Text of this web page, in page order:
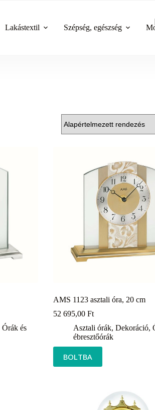
Lakástextil Szépség, egészség
Órák és
AMS 1123 asztali óra, 20 cm
52 695,00 Ft
Asztali órák, Dekoráció,
ébresztőórák
BOLTBA